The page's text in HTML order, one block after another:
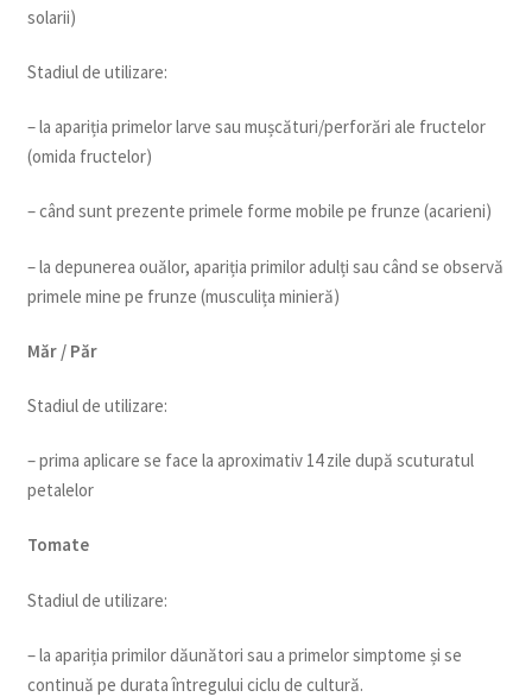
solarii)
Stadiul de utilizare:
– la apariția primelor larve sau mușcături/perforări ale fructelor
(omida fructelor)
– când sunt prezente primele forme mobile pe frunze (acarieni)
– la depunerea ouălor, apariția primilor adulți sau când se observă
primele mine pe frunze (musculița minieră)
Măr / Păr
Stadiul de utilizare:
– prima aplicare se face la aproximativ 14 zile după scuturatul
petalelor
Tomate
Stadiul de utilizare:
– la apariția primilor dăunători sau a primelor simptome și se
continuă pe durata întregului ciclu de cultură.